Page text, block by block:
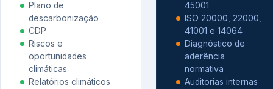
Plano de
descarbonização
CDP
Riscos e
oportunidades
climáticas
Relatórios climáticos
45001
ISO 20000, 22000,
41001 e 14064
Diagnóstico de
aderência
normativa
Auditorias internas